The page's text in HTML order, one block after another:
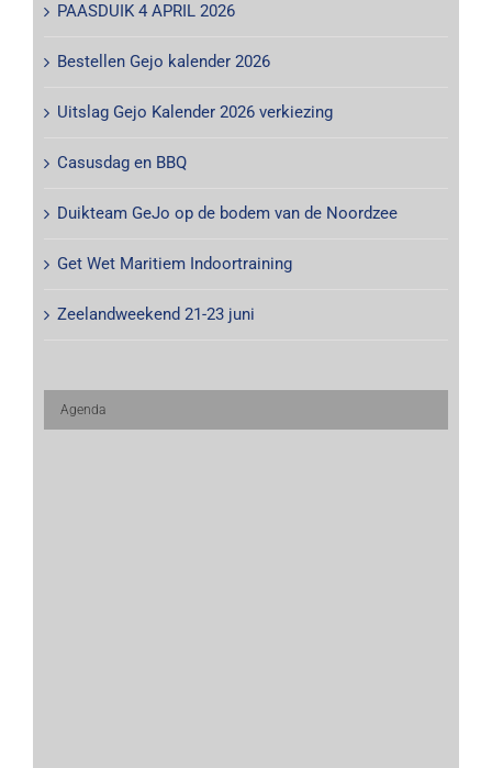
PAASDUIK 4 APRIL 2026
Bestellen Gejo kalender 2026
Uitslag Gejo Kalender 2026 verkiezing
Casusdag en BBQ
Duikteam GeJo op de bodem van de Noordzee
Get Wet Maritiem Indoortraining
Zeelandweekend 21-23 juni
Agenda